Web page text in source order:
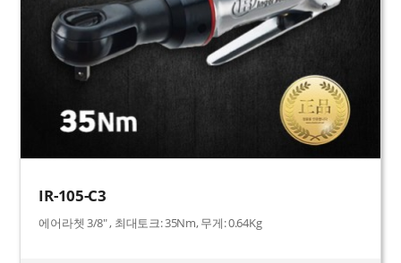
IR-105-C3
에어라쳇 3/8" , 최대토크: 35Nm, 무게: 0.64Kg